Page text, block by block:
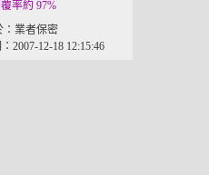
率約 97%
：業者保密
2007-12-18 12:15:46